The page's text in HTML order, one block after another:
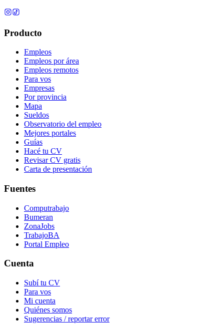
Producto
Empleos
Empleos por área
Empleos remotos
Para vos
Empresas
Por provincia
Mapa
Sueldos
Observatorio del empleo
Mejores portales
Guías
Hacé tu CV
Revisar CV gratis
Carta de presentación
Fuentes
Computrabajo
Bumeran
ZonaJobs
TrabajoBA
Portal Empleo
Cuenta
Subí tu CV
Para vos
Mi cuenta
Quiénes somos
Sugerencias / reportar error